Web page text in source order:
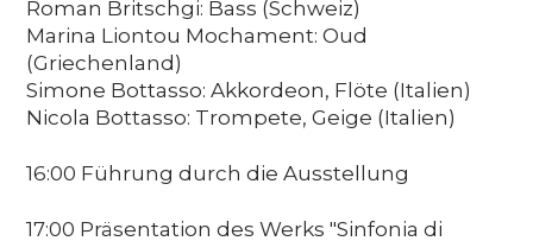
Roman Britschgi: Bass (Schweiz)
Marina Liontou Mochament: Oud
(Griechenland)
Simone Bottasso: Akkordeon, Flöte (Italien)
Nicola Bottasso: Trompete, Geige (Italien)
16:00 Führung durch die Ausstellung
17:00 Präsentation des Werks "Sinfonia di